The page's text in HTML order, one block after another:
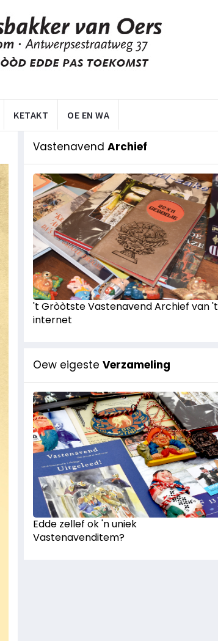
KETAKT OE EN WA
Vastenavend Archief
't Gròòtste Vastenavend Archief van 't
internet
Oew eigeste Verzameling
Edde zellef ok 'n uniek
Vastenavenditem?